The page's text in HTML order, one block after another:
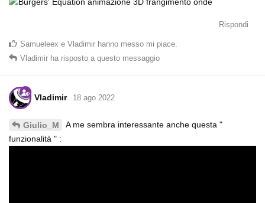
Rispondi
Samueleex e Vladimir hanno messo mi piace.
Vladimir ha risposto a questo messaggio
Vladimir 18 ago 2022
Giulio_M
A me sembra interessante anche questa "
funzionalità " :